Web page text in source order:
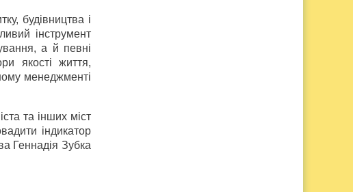
будівництва і
інструмент
а й певні
якості життя,
менеджменті
та інших міст
індикатор
Геннадія Зубка